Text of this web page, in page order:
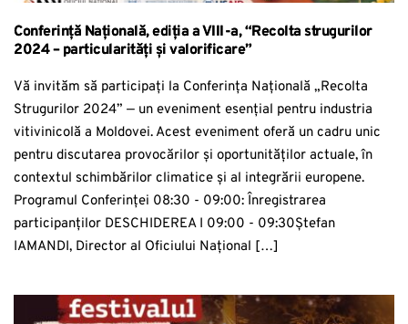
Conferință Națională, ediția a VIII-a, “Recolta strugurilor
2024 – particularități și valorificare”
Vă invităm să participați la Conferința Națională „Recolta
Strugurilor 2024” — un eveniment esențial pentru industria
vitivinicolă a Moldovei. Acest eveniment oferă un cadru unic
pentru discutarea provocărilor și oportunităților actuale, în
contextul schimbărilor climatice și al integrării europene.
Programul Conferinței 08:30 - 09:00: Înregistrarea
participanților DESCHIDEREA I 09:00 - 09:30Ștefan
IAMANDI, Director al Oficiului Național […]